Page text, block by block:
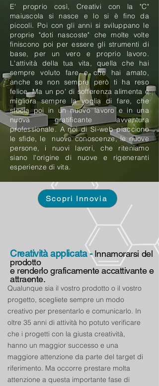
E' proprio così, Creativi con la "C"
maiuscola si nasce e lo si è fino da
piccoli. Poi con gli anni si sviluppano le
proprie "doti nascoste" che molte volte
finiscono poi per essere gli strumenti di
base, per un vero e proprio lavoro.
L'attività della tua vita, quella che hai
sempre voluto fare e che hai amato,
anche se non sempre però ti ha reso
felice. Ma un po' di sofferenza alimenta e
migliora sempre la voglia di fare, che
sfocia poi in un nuovo lavoro e in una
nuova gratificante avventura
professionale. A noi di Si-web piacciono
le sfide, le nuove conoscenze, le nuove
persone, i nuovi lavori, che riteniamo
siano l'origine di nuove e rigeneranti
esperienze di vita.
Scopri Innovia
Creatività applicata -Innamorarsi del
prodotto
e renderlo graficamente accattivante e
attraente.
Qualunque sia il vostro prodotto o il vostro
progetto, scegliete sempre un modo
creativo per presentarlo e comunicarlo. In
oltre 35 anni di attività ho potuto verificare
che i progetti con la giusta creatività,
hanno un maggior successo e una
maggiore attenzione da parte del target di
riferimento. Ma occorre prestare molta
attenzione a questa importante fase di